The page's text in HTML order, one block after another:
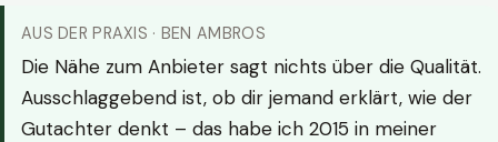
AUS DER PRAXIS · BEN AMBROS
Die Nähe zum Anbieter sagt nichts über die Qualität.
Ausschlaggebend ist, ob dir jemand erklärt, wie der
Gutachter denkt – das habe ich 2015 in meiner